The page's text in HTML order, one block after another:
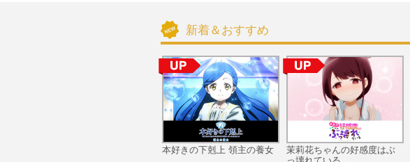
新着＆おすすめ
本好きの下剋上 領主の養女
茉莉花ちゃんの好感度はぶ